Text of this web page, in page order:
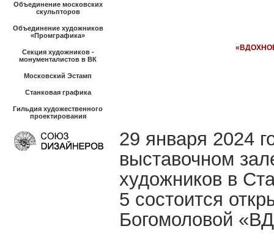
Объединение московских
скульпторов
Объединение художников
«Промграфика»
Секция художников -
монументалистов в ВК
Московский Эстамп
Станковая графика
Гильдия художественного
проектирования
29 января 2024
выставочном
художников в
5 состоится
Богомоловой